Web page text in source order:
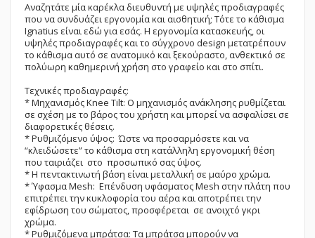
Αναζητάτε μία καρέκλα διευθυντή με υψηλές προδιαγραφές
που να συνδυάζει εργονομία και αισθητική; Τότε το κάθισμα
Ignatius είναι εδώ για εσάς. Η εργονομία κατασκευής, οι
υψηλές προδιαγραφές και το σύγχρονο design μετατρέπουν
το κάθισμα αυτό σε ανατομικό και ξεκούραστο, ανθεκτικό σε
πολύωρη καθημερινή χρήση στο γραφείο και στο σπίτι.
Τεχνικές προδιαγραφές:
* Μηχανισμός Knee Tilt: O μηχανισμός ανάκλησης ρυθμίζεται
σε σχέση με το βάρος του χρήστη και μπορεί να ασφαλίσει σε
διαφορετικές θέσεις.
* Ρυθμιζόμενο ύψος: Ώστε να προσαρμόσετε και να
“κλειδώσετε” το κάθισμα στη κατάλληλη εργονομική θέση
που ταιριάζει στο προσωπικό σας ύψος.
* Η πεντακτινωτή βάση είναι μεταλλική σε μαύρο χρώμα.
* Ύφασμα Mesh: Επένδυση υφάσματος Mesh στην πλάτη που
επιτρέπει την κυκλοφορία του αέρα και αποτρέπει την
εφίδρωση του σώματος, προσφέρεται σε ανοιχτό γκρι
χρώμα.
* Ρυθμιζόμενα μπράτσα: Τα μπράτσα μπορούν να